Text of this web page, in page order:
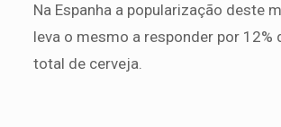
Na Espanha a popularização deste
leva o mesmo a responder por 12%
total de cerveja.